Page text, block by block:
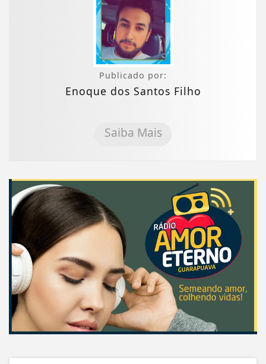
Publicado por:
Enoque dos Santos Filho
Saiba Mais